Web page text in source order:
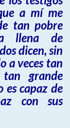
a mí me
tan pobre
llena de
dicen, sin
a veces tan
grande
es capaz de
con sus